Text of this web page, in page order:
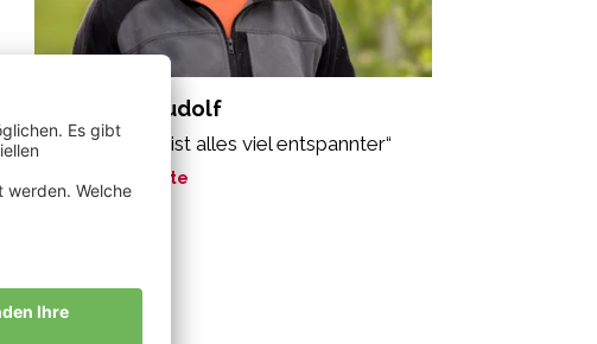
Bachmann Rudolf
„Im Bio-Anbau ist alles viel entspannter“
Meine Geschichte